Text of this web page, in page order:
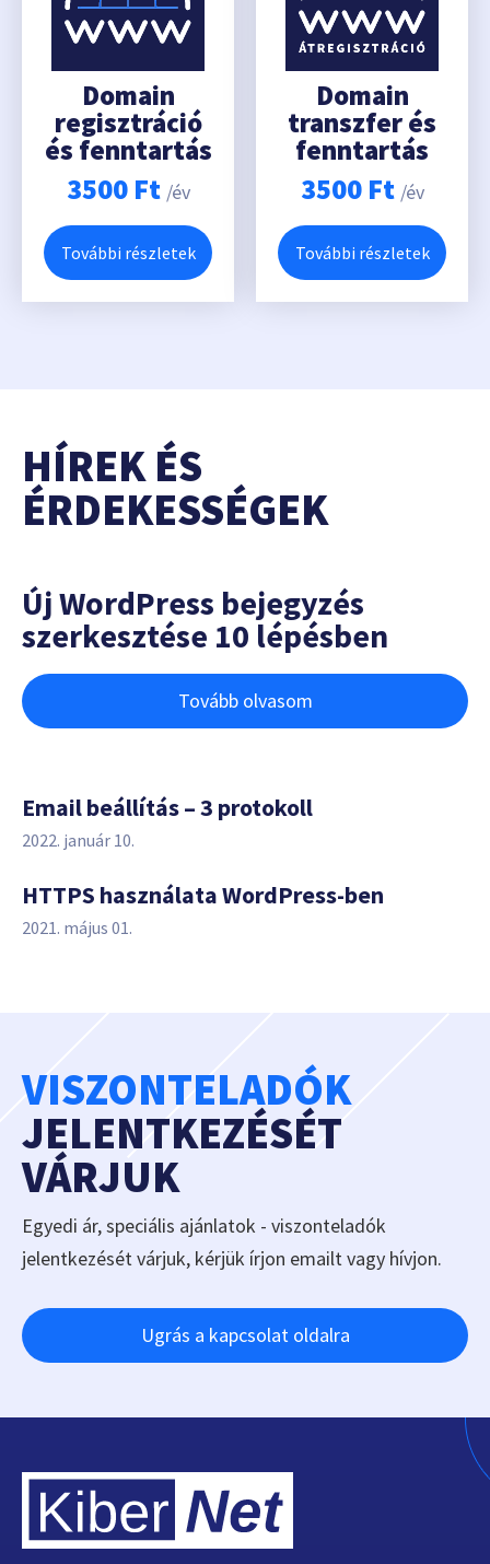
Domain
regisztráció
és fenntartás
3500 Ft /év
További részletek
Domain
transzfer és
fenntartás
3500 Ft /év
További részletek
HÍREK ÉS
ÉRDEKESSÉGEK
Új WordPress bejegyzés
szerkesztése 10 lépésben
Tovább olvasom
Email beállítás – 3 protokoll
2022. január 10.
HTTPS használata WordPress-ben
2021. május 01.
VISZONTELADÓK
JELENTKEZÉSÉT
VÁRJUK
Egyedi ár, speciális ajánlatok - viszonteladók
jelentkezését várjuk, kérjük írjon emailt vagy hívjon.
Ugrás a kapcsolat oldalra